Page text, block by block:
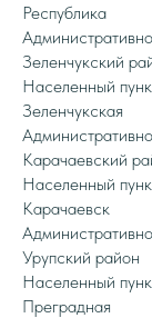
Республика
Зеленчукский
Населенный
Зеленчукская
Карачаевский
Населенный
Карачаевск
Урупский район
Населенный
Преградная